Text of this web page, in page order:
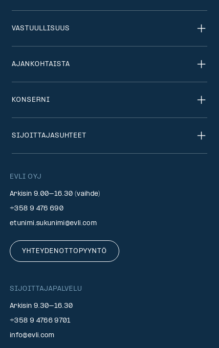
EVLI OYJ
Arkisin 9.00–16.30 (vaihde)
+358 9 476 690
etunimi.sukunimi@evli.com
YHTEYDENOTTOPYYNTÖ
SIJOITTAJAPALVELU
Arkisin 9.30–16.30
+358 9 4766 9701
info@evli.com
VASTUULLISUUS
AJANKOHTAISTA
KONSERNI
SIJOITTAJASUHTEET